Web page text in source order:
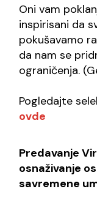
Oni vam
inspirisani da
pokušavamo
da nam se
ograničenja.
Pogledajte
ovde
Predavanje
osnaživanje
savremene